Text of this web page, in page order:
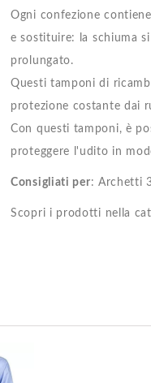
Ogni confezione
e sostituire: la schiuma
prolungato.
Questi tamponi di
protezione costante dai
Con questi tamponi, è
proteggere l'udito in
Consigliati per: Archetti
Scopri i prodotti nella